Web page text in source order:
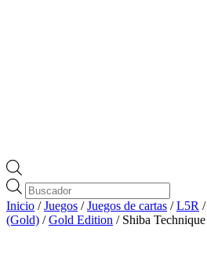
Búsqueda
de
productos
Inicio /Juegos /Juegos de cartas /L5R /
(Gold) /Gold Edition / Shiba Technique